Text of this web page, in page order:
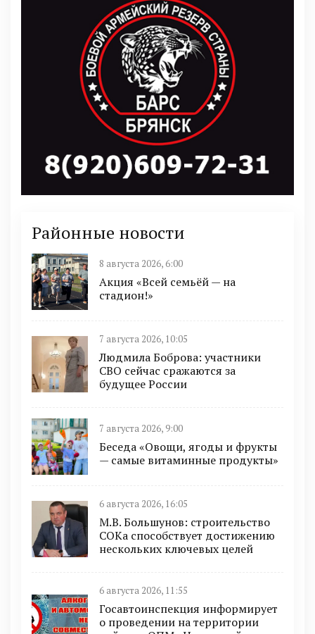
Районные новости
8 августа 2026, 6:00
Акция «Всей семьёй — на
стадион!»
7 августа 2026, 10:05
Людмила Боброва: участники
СВО сейчас сражаются за
будущее России
7 августа 2026, 9:00
Беседа «Овощи, ягоды и фрукты
— самые витаминные продукты»
6 августа 2026, 16:05
М.В. Большунов: строительство
СОКа способствует достижению
нескольких ключевых целей
6 августа 2026, 11:55
Госавтоинспекция информирует
о проведении на территории